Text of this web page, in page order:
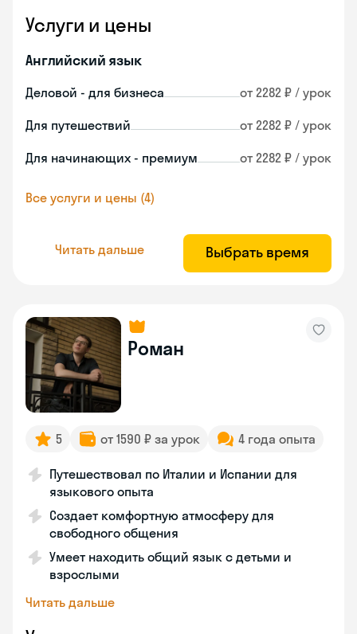
Услуги и цены
Английский язык
Деловой - для бизнеса от 2282 ₽ / урок
Для путешествий от 2282 ₽ / урок
Для начинающих - премиум от 2282 ₽ / урок
Все услуги и цены (4)
Читать дальше Выбрать время
Роман
5 от 1590 ₽ за урок 4 года опыта
Путешествовал по Италии и Испании для
языкового опыта
Создает комфортную атмосферу для
свободного общения
Умеет находить общий язык с детьми и
взрослыми
Читать дальше